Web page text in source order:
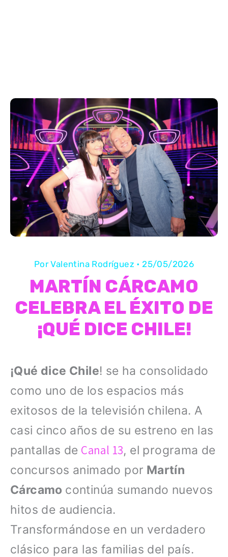
PorValentina Rodríguez • 25/05/2026
MARTÍN CÁRCAMO
CELEBRA EL ÉXITO DE
¡QUÉ DICE CHILE!
¡Qué dice Chile! se ha consolidado
como uno de los espacios más
exitosos de la televisión chilena. A
casi cinco años de su estreno en las
pantallas de Canal 13, el programa de
concursos animado por Martín
Cárcamo continúa sumando nuevos
hitos de audiencia.
Transformándose en un verdadero
clásico para las familias del país.